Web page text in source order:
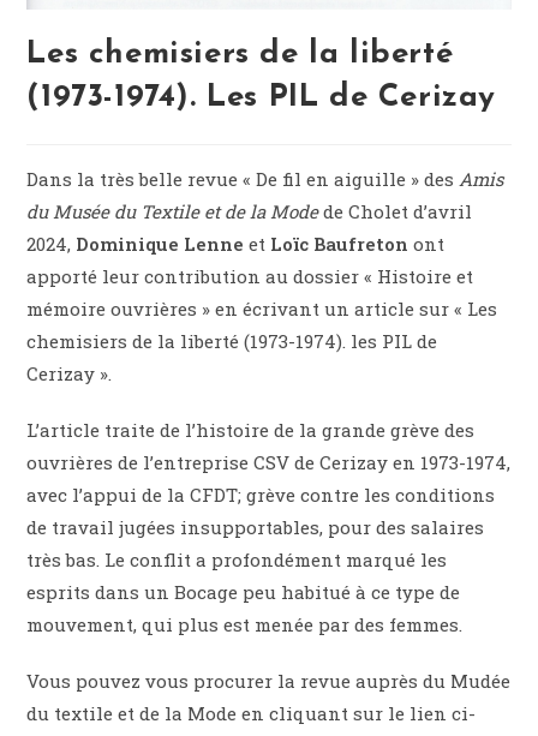
Les chemisiers de la liberté
(1973-1974). Les PIL de Cerizay
Dans la très belle revue « De fil en aiguille » des Amis
du Musée du Textile et de la Modede Cholet d’avril
2024, Dominique Lenneet Loïc Baufretonont
apporté leur contribution au dossier « Histoire et
mémoire ouvrières » en écrivant un article sur « Les
chemisiers de la liberté (1973-1974). les PIL de
Cerizay ».
L’article traite de l’histoire de la grande grève des
ouvrières de l’entreprise CSV de Cerizay en 1973-1974,
avec l’appui de la CFDT; grève contre les conditions
de travail jugées insupportables, pour des salaires
très bas. Le conflit a profondément marqué les
esprits dans un Bocage peu habitué à ce type de
mouvement, qui plus est menée par des femmes.
Vous pouvez vous procurer la revue auprès du Mudée
du textile et de la Mode en cliquant sur le lien ci-